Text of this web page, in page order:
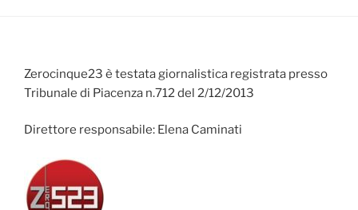
Zerocinque23 è testata giornalistica registrata presso
Tribunale di Piacenza n.712 del 2/12/2013
Direttore responsabile: Elena Caminati